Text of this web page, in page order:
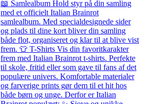
📖 Samlealbum Hold styr på din samling
med et officielt Italian Brainrot
samlealbum. Med specialdesignede sider
og plads til dine kort bliver din samling
både flot, organiseret og klar til at blive vist
frem. 👕 T-Shirts Vis din favoritkarakter
frem med Italian Brainrot t-shirts. Perfekte
til skole, fritid eller som gave til fans af det
populære univers. Komfortable materialer
og farverige prints gør dem til et hit hos
både børn og unge. Derfor er Italian